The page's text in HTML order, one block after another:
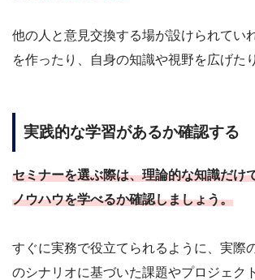
他の人と意見交換する場が設けられてい
を作ったり、自身の知識や視野を広げた
実践的な学習があるか確認する
セミナーを選ぶ際は、理論的な知識だけ
ノウハウを学べるか確認しましょう。
すぐに実務で役立てられるように、実際
のシナリオに基づいた課題やプロジェク